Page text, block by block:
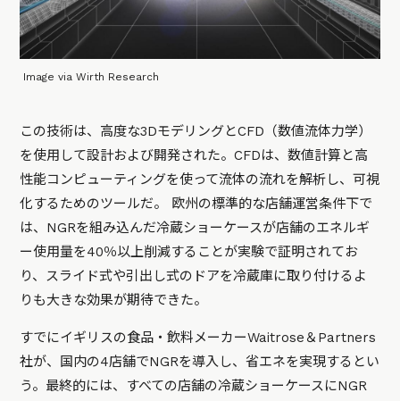
Image via Wirth Research
この技術は、高度な3DモデリングとCFD（数値流体力学）
を使用して設計および開発された。CFDは、数値計算と高
性能コンピューティングを使って流体の流れを解析し、可視
化するためのツールだ。 欧州の標準的な店舗運営条件下で
は、NGRを組み込んだ冷蔵ショーケースが店舗のエネルギ
ー使用量を40％以上削減することが実験で証明されてお
り、スライド式や引出し式のドアを冷蔵庫に取り付けるよ
りも大きな効果が期待できた。
すでにイギリスの食品・飲料メーカーWaitrose＆Partners
社が、国内の4店舗でNGRを導入し、省エネを実現するとい
う。最終的には、すべての店舗の冷蔵ショーケースにNGR